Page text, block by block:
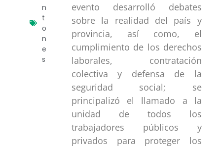
n
t
o
n
e
s
evento desarrolló debates
sobre la realidad del país y
provincia, así como, el
cumplimiento de los derechos
laborales, contratación
colectiva y defensa de la
seguridad social; se
principalizó el llamado a la
unidad de todos los
trabajadores públicos y
privados para proteger los